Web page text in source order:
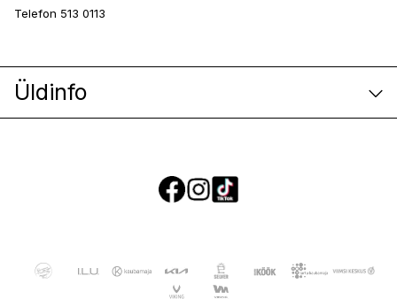
Telefon 513 0113
Üldinfo